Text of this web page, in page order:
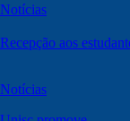
Notícias
Recepção aos
Notícias